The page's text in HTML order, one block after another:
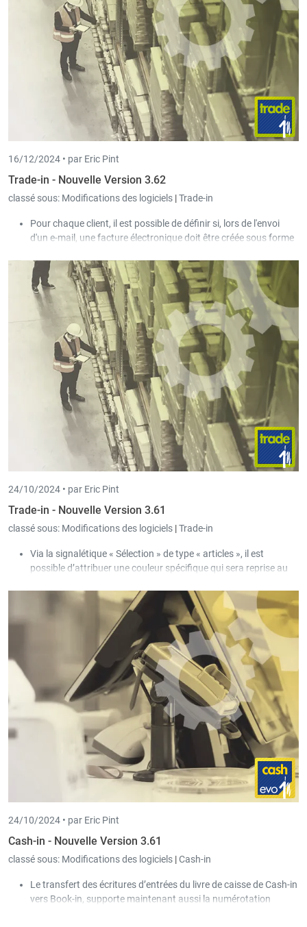
lors de la facturation.
16/12/2024 • par Eric Pint
Trade-in - Nouvelle Version 3.62
classé sous: Modifications des logiciels |Trade-in
Pour chaque client, il est possible de définir si, lors de l'envoi
d'un e-mail, une facture électronique doit être créée sous forme
parallèle.
Dans la liste des commandes et fournisseurs, les paramètres
des différents champs de la sélection et de la sélection étendue
peuvent être configurés individuellement par utilisateur ou pour
plusieurs utilisateurs.
24/10/2024 • par Eric Pint
Trade-in - Nouvelle Version 3.61
classé sous: Modifications des logiciels |Trade-in
Via la signalétique « Sélection » de type « articles », il est
possible d’attribuer une couleur spécifique qui sera reprise au
Si les données détaillées du document étaient visibles dans la
liste des commandes, lors d’une nouvelle ouverture de l’écran,
cette présentation détaillée sera disponible automatiquement.
Il est désormais possible de définir de manière flexible des
champs obligatoires au niveau de la saisie des Documents.
24/10/2024 • par Eric Pint
Cash-in - Nouvelle Version 3.61
classé sous: Modifications des logiciels |Cash-in
Le transfert des écritures d’entrées du livre de caisse de Cash-in
vers Book-in, supporte maintenant aussi la numérotation